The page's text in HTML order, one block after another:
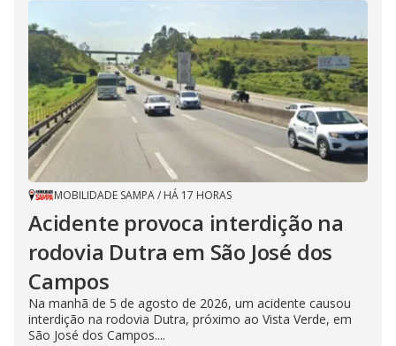
MOBILIDADE SAMPA/ HÁ 17 HORAS
Acidente provoca interdição na
rodovia Dutra em São José dos
Campos
Na manhã de 5 de agosto de 2026, um acidente causou
interdição na rodovia Dutra, próximo ao Vista Verde, em
São José dos Campos....